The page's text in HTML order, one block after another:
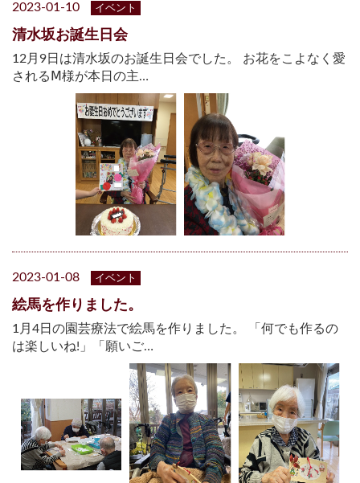
2023-01-10 イベント
清水坂お誕生日会
12月9日は清水坂のお誕生日会でした。 お花をこよなく愛
されるⅯ様が本日の主…
2023-01-08 イベント
絵馬を作りました。
1月4日の園芸療法で絵馬を作りました。 「何でも作るの
は楽しいね!」「願いご…